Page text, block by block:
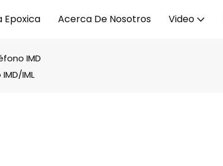
Epoxica Acerca De Nosotros Video
IMD
IML